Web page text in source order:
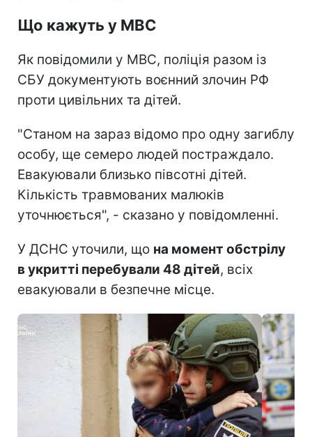
Що кажуть у МВС
Як повідомили у МВС, поліція разом із
СБУ документують воєнний злочин РФ
проти цивільних та дітей.
"Станом на зараз відомо про одну загиблу
особу, ще семеро людей постраждало.
Евакуювали близько півсотні дітей.
Кількість травмованих малюків
уточнюється", - сказано у повідомленні.
У ДСНС уточили, що на момент обстрілу
в укритті перебували 48 дітей, всіх
евакуювали в безпечне місце.